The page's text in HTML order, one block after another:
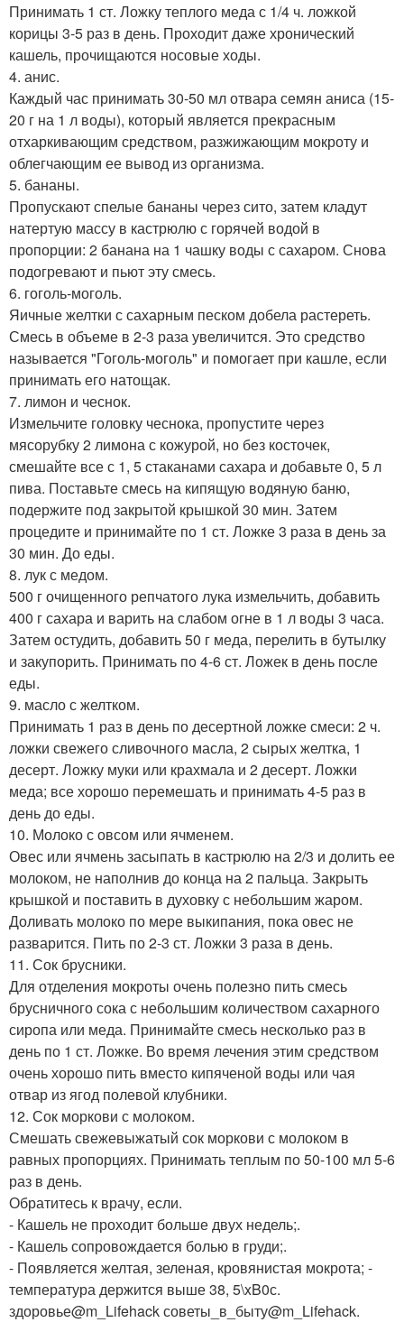
Принимать 1 ст. Ложку теплого меда с 1/4 ч. ложкой
корицы 3-5 раз в день. Проходит даже хронический
кашель, прочищаются носовые ходы.
4. анис.
Каждый час принимать 30-50 мл отвара семян аниса (15-
20 г на 1 л воды), который является прекрасным
отхаркивающим средством, разжижающим мокроту и
облегчающим ее вывод из организма.
5. бананы.
Пропускают спелые бананы через сито, затем кладут
натертую массу в кастрюлю с горячей водой в
пропорции: 2 банана на 1 чашку воды с сахаром. Снова
подогревают и пьют эту смесь.
6. гоголь-моголь.
Яичные желтки с сахарным песком добела растереть.
Смесь в объеме в 2-3 раза увеличится. Это средство
называется "Гоголь-моголь" и помогает при кашле, если
принимать его натощак.
7. лимон и чеснок.
Измельчите головку чеснока, пропустите через
мясорубку 2 лимона с кожурой, но без косточек,
смешайте все с 1, 5 стаканами сахара и добавьте 0, 5 л
пива. Поставьте смесь на кипящую водяную баню,
подержите под закрытой крышкой 30 мин. Затем
процедите и принимайте по 1 ст. Ложке 3 раза в день за
30 мин. До еды.
8. лук с медом.
500 г очищенного репчатого лука измельчить, добавить
400 г сахара и варить на слабом огне в 1 л воды 3 часа.
Затем остудить, добавить 50 г меда, перелить в бутылку
и закупорить. Принимать по 4-6 ст. Ложек в день после
еды.
9. масло с желтком.
Принимать 1 раз в день по десертной ложке смеси: 2 ч.
ложки свежего сливочного масла, 2 сырых желтка, 1
десерт. Ложку муки или крахмала и 2 десерт. Ложки
меда; все хорошо перемешать и принимать 4-5 раз в
день до еды.
10. Молоко с овсом или ячменем.
Овес или ячмень засыпать в кастрюлю на 2/3 и долить ее
молоком, не наполнив до конца на 2 пальца. Закрыть
крышкой и поставить в духовку с небольшим жаром.
Доливать молоко по мере выкипания, пока овес не
разварится. Пить по 2-3 ст. Ложки 3 раза в день.
11. Сок брусники.
Для отделения мокроты очень полезно пить смесь
брусничного сока с небольшим количеством сахарного
сиропа или меда. Принимайте смесь несколько раз в
день по 1 ст. Ложке. Во время лечения этим средством
очень хорошо пить вместо кипяченой воды или чая
отвар из ягод полевой клубники.
12. Сок моркови с молоком.
Смешать свежевыжатый сок моркови с молоком в
равных пропорциях. Принимать теплым по 50-100 мл 5-6
раз в день.
Обратитесь к врачу, если.
- Кашель не проходит больше двух недель;.
- Кашель сопровождается болью в груди;.
- Появляется желтая, зеленая, кровянистая мокрота; -
температура держится выше 38, 5\xB0с.
здоровье@m_Lifehack советы_в_быту@m_Lifehack.